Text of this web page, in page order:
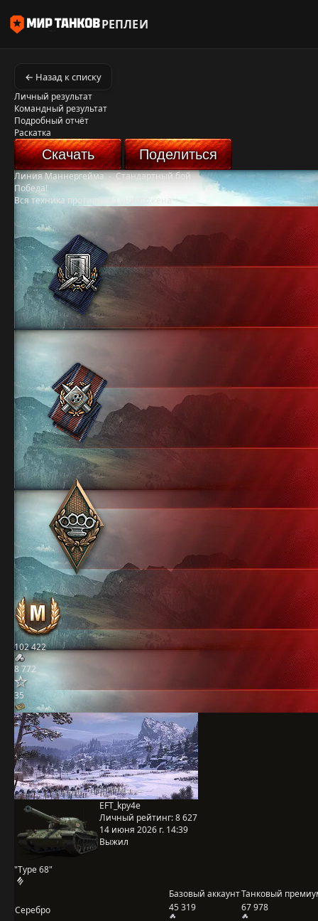
РЕПЛЕИ
← Назад к списку
Личный результат
Командный результат
Подробный отчёт
Раскатка
Скачать Поделиться
Линия Маннергейма-Стандартный бой
Победа!
Вся техника противника уничтожена
102 422
8 772
35
"Type 68"
EFT_kpy4e
Личный рейтинг:8 627
14 июня 2026 г. 14:39
Выжил
Базовый аккаунтТанковый
Серебро
45 319
67 978